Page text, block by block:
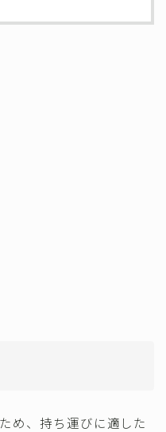
め、持ち運びに適した